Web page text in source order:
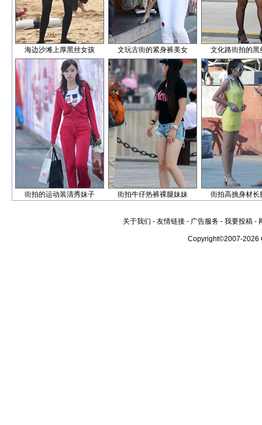
海边沙滩上厚黑丝女孩 文玩古街的紧身裤美女 文化路街拍的黑
街拍的运动装清秀妹子 街拍牛仔热裤裸腿妹妹 街拍高挑身材长
关于我们 - 友情链接 - 广告服务 - 我要投稿 -
Copyright©2007-2026